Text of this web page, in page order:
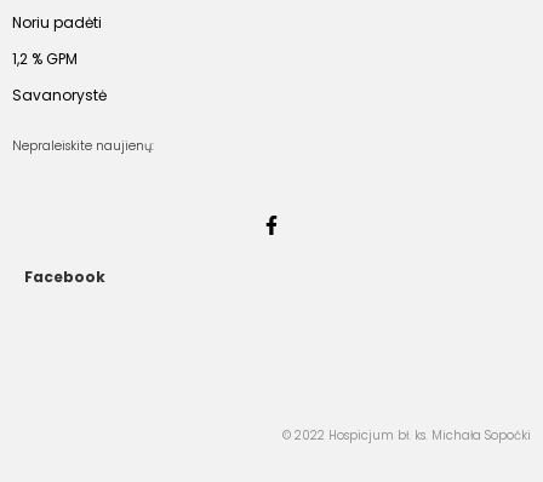
Noriu padėti
1,2 % GPM
Savanorystė
Nepraleiskite naujienų:
Facebook
© 2022 Hospicjum bł. ks. Michała Sopoćki